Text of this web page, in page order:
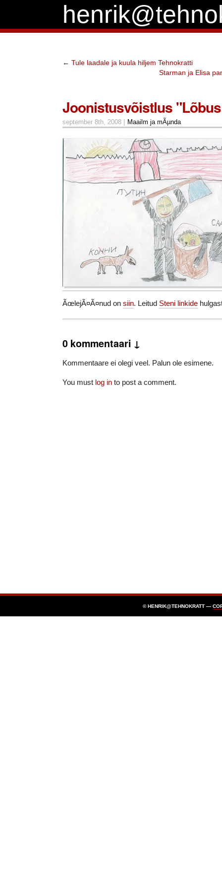
← Tule laadale ja kuula hiljem Tehnokratti
Starman ja Elisa
Joonistusvõistlus
september 8th, 2008 | Maailm ja mÃµnda
ÃœlejÃ¤Ã¤nud on siin. Leitud Steni linkide
0 kommentaari ↓
Kommentaare ei olegi veel. Palun ole esimene.
You must log in to post a comment.
© HENRIK@TEHNOKRATT —